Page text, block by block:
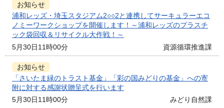
お知らせ
浦和レッズ・埼玉スタジアム2○○2と連携してサーキュラーエコ
ノミーワークショップを開催します！～浦和レッズのプラスチ
ック袋回収＆リサイクル大作戦！～
5月30日11時00分
資源循環推進課
お知らせ
「さいたま緑のトラスト基金」「彩の国みどりの基金」への寄
附に対する感謝状贈呈式を行います
5月30日11時00分
みどり自然課